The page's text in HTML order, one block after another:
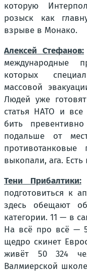
которую
розыск как
взрыве в Монако.
Алексей Стефанов:
международные
которых
массовой
Людей уже
статья НАТО и
бить
подальше от
выкопали, ага.
Тени Прибалтики:
подготовиться к
здесь обещают
категории. 11 — в
На всё про всё —
щедро скинет
живёт 50 324
Валмиерской